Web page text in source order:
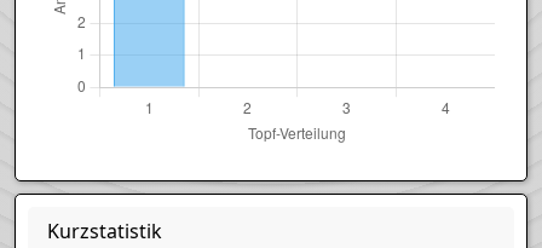
Kurzstatistik